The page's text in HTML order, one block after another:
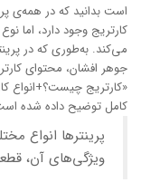
است بدانید که در همه‌ی
کارتریج وجود دارد، اما
می‌کند. به‌طوری که در
جوهر افشان، محتوای
«کارتریج چیست؟+انواع
کامل توضیح داده شده
پرینترها انواع
ویژگی‌های آن،